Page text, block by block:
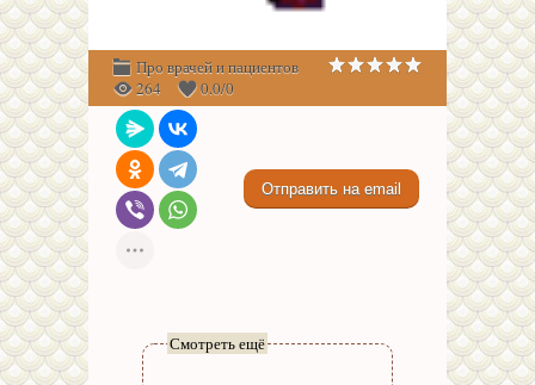
Про врачей и пациентов
264
0.0/0
Смотреть ещё